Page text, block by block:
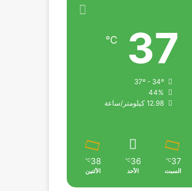
37
℃
44%
12.98 كيلومتر/ساعة
37
℃
السبت
36
℃
الأحد
38
℃
الأثنين